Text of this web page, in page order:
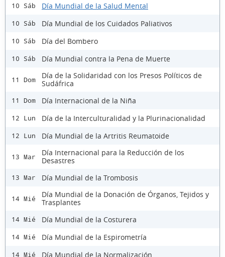
10 Sáb Día Mundial de la Salud Mental
10 Sáb Día Mundial de los Cuidados Paliativos
10 Sáb Día del Bombero
10 Sáb Día Mundial contra la Pena de Muerte
11 Dom
Día de la Solidaridad con los Presos Políticos de
Sudáfrica
11 Dom Día Internacional de la Niña
12 Lun Día de la Interculturalidad y la Plurinacionalidad
12 Lun Día Mundial de la Artritis Reumatoide
13 Mar
Día Internacional para la Reducción de los
Desastres
13 Mar Día Mundial de la Trombosis
14 Mié
Día Mundial de la Donación de Órganos, Tejidos y
Trasplantes
14 Mié Día Mundial de la Costurera
14 Mié Día Mundial de la Espirometría
14 Mié Día Mundial de la Normalización